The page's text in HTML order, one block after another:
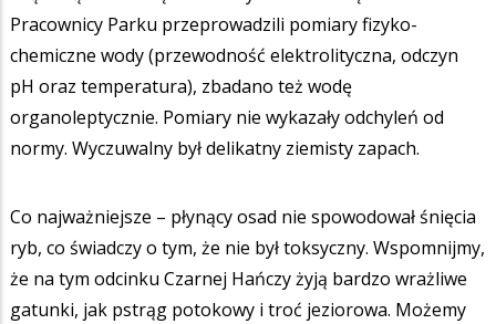
Pracownicy Parku przeprowadzili pomiary fizyko-
chemiczne wody (przewodność elektrolityczna, odczyn
pH oraz temperatura), zbadano też wodę
organoleptycznie. Pomiary nie wykazały odchyleń od
normy. Wyczuwalny był delikatny ziemisty zapach.
Co najważniejsze – płynący osad nie spowodował śnięcia
ryb, co świadczy o tym, że nie był toksyczny. Wspomnijmy,
że na tym odcinku Czarnej Hańczy żyją bardzo wrażliwe
gatunki, jak pstrąg potokowy i troć jeziorowa. Możemy